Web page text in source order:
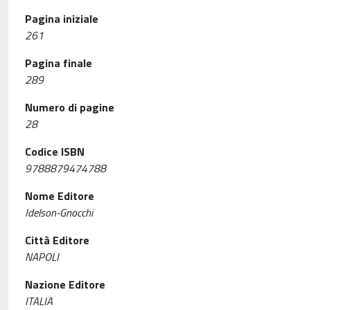
Pagina iniziale
261
Pagina finale
289
Numero di pagine
28
Codice ISBN
9788879474788
Nome Editore
Idelson-Gnocchi
Città Editore
NAPOLI
Nazione Editore
ITALIA